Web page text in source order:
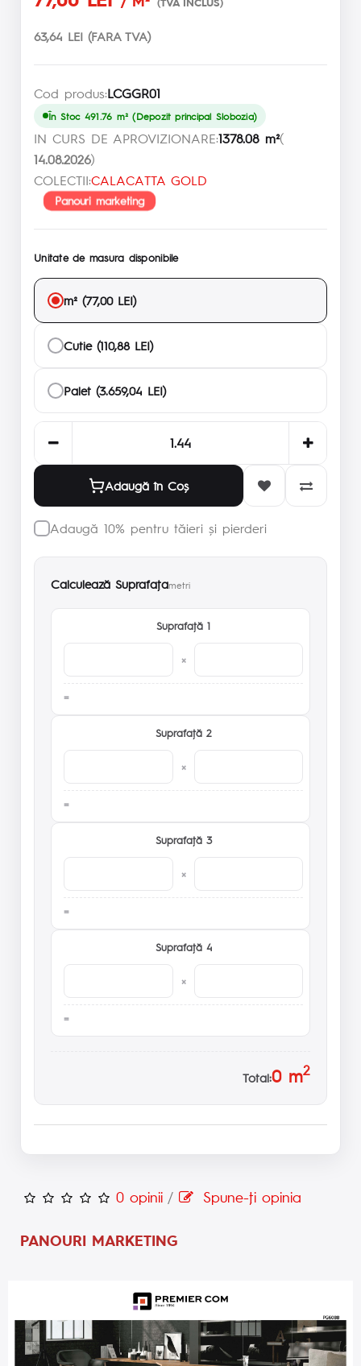
63,64 LEI (FARA TVA)
Cod produs:LCGGR01
În Stoc 491.76 m² (Depozit principal Slobozia)
IN CURS DE APROVIZIONARE:1378.08 m²(
14.08.2026)
COLECTII:CALACATTA GOLD
Panouri marketing
Unitate de masura disponibile
m² (77,00 LEI)
Cutie (110,88 LEI)
Palet (3.659,04 LEI)
Adaugă în Coş
Adaugă 10% pentru tăieri și pierderi
Calculează Suprafaţametri
Suprafaţă 1
×
Suprafaţă 2
×
Suprafaţă 3
×
Suprafaţă 4
×
Total:0m2
0 opinii / Spune-ţi opinia
PANOURI MARKETING